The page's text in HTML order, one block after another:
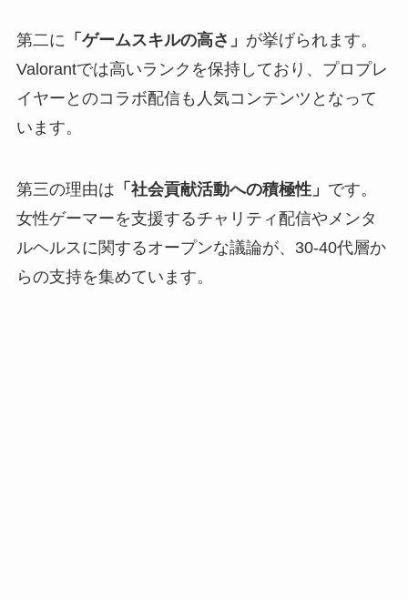
第二に 「ゲームスキルの高さ」 が挙げられます。
Valorantでは高いランクを保持しており、プロプレ
イヤーとのコラボ配信も人気コンテンツとなって
います。
第三の理由は 「社会貢献活動への積極性」 です。
女性ゲーマーを支援するチャリティ配信やメンタ
ルヘルスに関するオープンな議論が、30-40代層か
らの支持を集めています。